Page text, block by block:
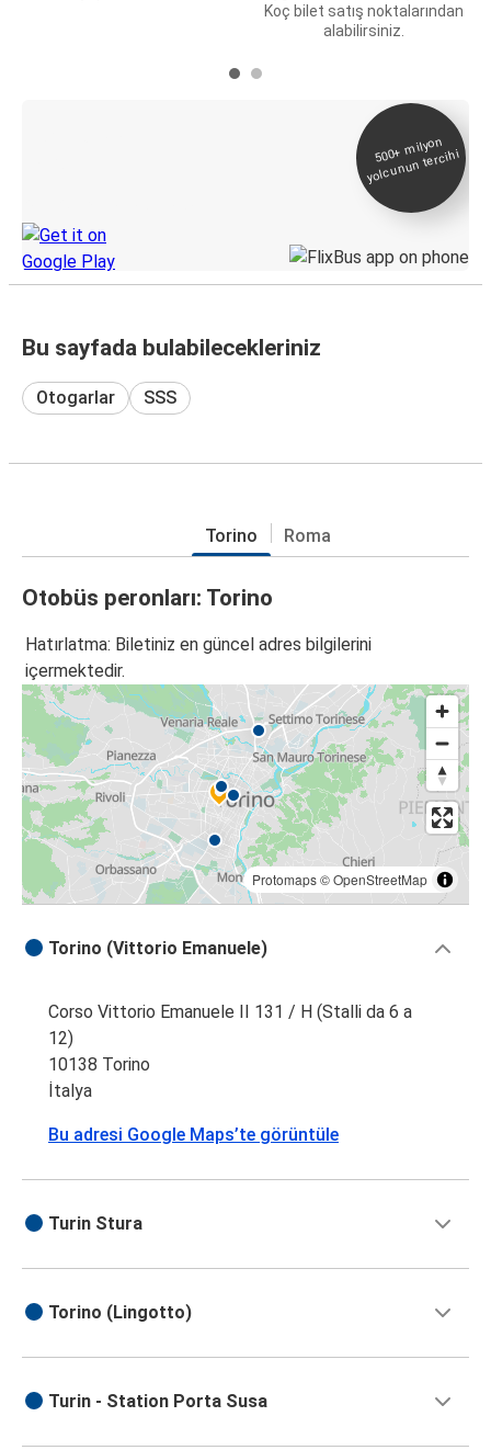
Koç bilet satış noktalarından
alabilirsiniz.
500+
milyon
yolcunun tercihi
Bu sayfada bulabilecekleriniz
Otogarlar SSS
Torino Roma
Otobüs peronları: Torino
Hatırlatma: Biletiniz en güncel adres bilgilerini
içermektedir.
Protomaps©OpenStreetMap
Torino (Vittorio Emanuele)
Corso Vittorio Emanuele II 131 / H (Stalli da 6 a
12)
10138 Torino
İtalya
Bu adresi Google Maps’te görüntüle
Turin Stura
Torino (Lingotto)
Turin - Station Porta Susa